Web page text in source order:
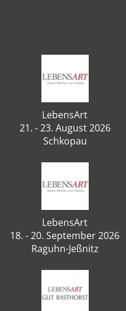
LebensArt
21. - 23. August 2026
Schkopau
LebensArt
18. - 20. September 2026
Raguhn-Jeßnitz